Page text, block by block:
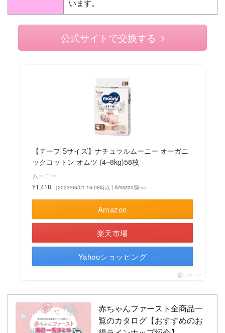
います。
公式サイトで交換する
【テープ Sサイズ】ナチュラルムーニー オーガニ
ックコットン オムツ (4~8kg)58枚
ムーニー
¥1,418
（2023/06/01 16:08時点 | Amazon調べ）
Amazon
楽天市場
Yahooショッピング
ポチップ
赤ちゃんファースト全商品一
覧のカタログ【おすすめのお